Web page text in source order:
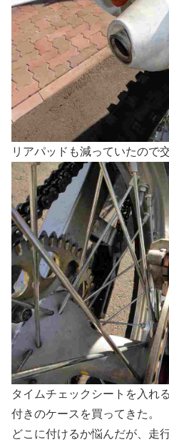
リアパッドも減っていたので
タイムチェックシートを入れ
付きのケースを買ってきた。
どこに付けるか悩んだが、走